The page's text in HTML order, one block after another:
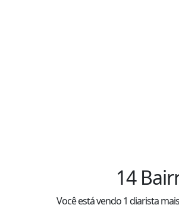
14
Você está vendo1 diarista